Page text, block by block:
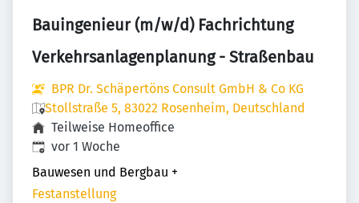
Bauingenieur (m/w/d) Fachrichtung
Verkehrsanlagenplanung - Straßenbau
BPR Dr. Schäpertöns Consult GmbH & Co KG
Stollstraße 5, 83022 Rosenheim, Deutschland
Teilweise Homeoffice
Veröffentlicht:
vor 1 Woche
Bauwesen und Bergbau +
Festanstellung